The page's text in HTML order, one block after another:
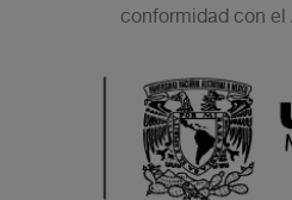
conformidad con el